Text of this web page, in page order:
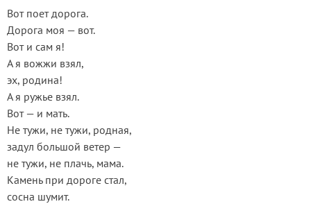
Вот поет дорога.
Дорога моя — вот.
Вот и сам я!
А я вожжи взял,
эх, родина!
А я ружье взял.
Вот — и мать.
Не тужи, не тужи, родная,
задул большой ветер —
не тужи, не плачь, мама.
Камень при дороге стал,
сосна шумит.